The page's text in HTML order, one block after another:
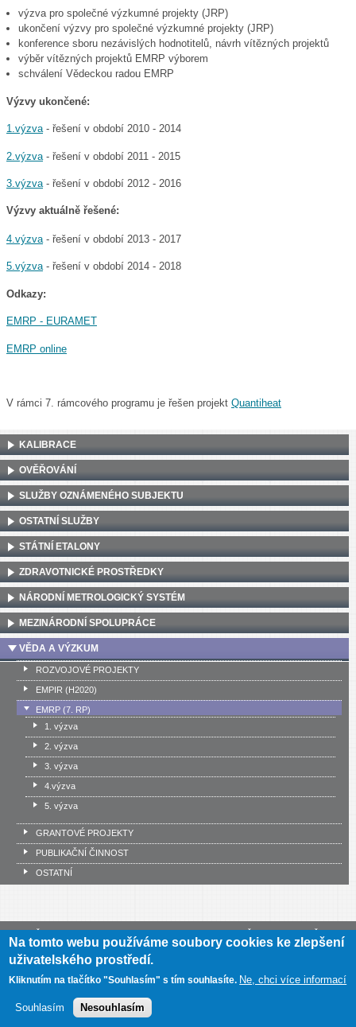
výzva pro společné výzkumné projekty (JRP)
ukončení výzvy pro společné výzkumné projekty (JRP)
konference sboru nezávislých hodnotitelů, návrh vítězných projektů
výběr vítězných projektů EMRP výborem
schválení Vědeckou radou EMRP
Výzvy ukončené:
1.výzva- řešení v období 2010 - 2014
2.výzva - řešení v období 2011 - 2015
3.výzva- řešení v období 2012 - 2016
Výzvy aktuálně řešené:
4.výzva - řešení v období 2013 - 2017
5.výzva- řešení v období 2014 - 2018
Odkazy:
EMRP - EURAMET
EMRP online
V rámci 7. rámcového programu je řešen projekt Quantiheat
KALIBRACE
OVĚŘOVÁNÍ
SLUŽBY OZNÁMENÉHO SUBJEKTU
OSTATNÍ SLUŽBY
STÁTNÍ ETALONY
ZDRAVOTNICKÉ PROSTŘEDKY
NÁRODNÍ METROLOGICKÝ SYSTÉM
MEZINÁRODNÍ SPOLUPRÁCE
VĚDA A VÝZKUM
ROZVOJOVÉ PROJEKTY
EMPIR (H2020)
EMRP (7. RP)
1. výzva
2. výzva
3. výzva
4.výzva
5. výzva
GRANTOVÉ PROJEKTY
PUBLIKAČNÍ ČINNOST
OSTATNÍ
CZ00177016
Mapa webu Prohlášení o přístupnosti
Na tomto webu používáme soubory cookies ke zlepšení
uživatelského prostředí.
Kliknutím na tlačítko "Souhlasím" s tím souhlasíte. Ne, chci více informací
Souhlasím Nesouhlasím